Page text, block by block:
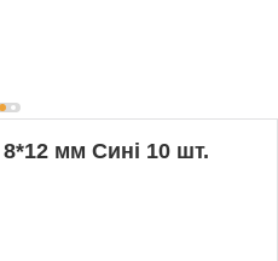
мм Сині 10 шт.